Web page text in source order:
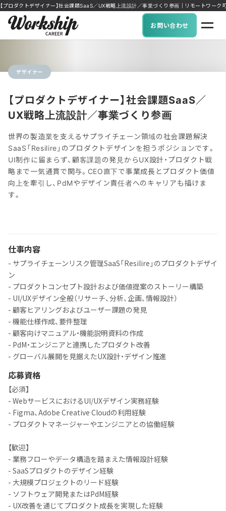
【プロダクトデザイナー】社会課題SaaS／UX戦略上流設計／事業づくり参画｜リモートワー
お問い合わせ
デザイナー
【プロダクトデザイナー】社会課題SaaS／
UX戦略上流設計／事業づくり参画
世界の製造業を支えるサプライチェーン領域の社会課題解決
SaaS「Resilire」のプロダクトデザインを担うポジションです。
UI制作に留まらず、顧客課題の発見からUX設計・プロダクト戦
略まで一気通貫で関与。CEO直下で事業成長とプロダクト価値
向上を牽引し、PdMやデザイン責任者へのキャリアも描けま
す。
仕事内容
- サプライチェーンリスク管理SaaS「Resilire」のプロダクトデザイ
ン
- プロダクトコンセプト設計および価値提案のストーリー構築
- UI/UXデザイン全般（リサーチ、分析、企画、情報設計）
- 顧客ヒアリングおよびユーザー課題の発見
- 機能仕様作成、要件整理
- 顧客向けマニュアル・機能説明資料の作成
- PdM・エンジニアと連携したプロダクト改善
- グローバル展開を見据えたUX設計・デザイン推進
応募資格
【必須】
- WebサービスにおけるUI/UXデザイン実務経験
- Figma、Adobe Creative Cloudの利用経験
- プロダクトマネージャーやエンジニアとの協働経験
【歓迎】
- 業務フローやデータ構造を踏まえた情報設計経験
- SaaSプロダクトのデザイン経験
- 大規模プロジェクトのリード経験
- ソフトウェア開発またはPdM経験
- UX改善を通じてプロダクト成長を実現した経験